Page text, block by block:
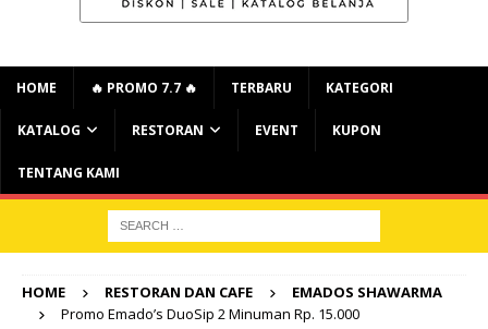
HOME 🔥 PROMO 7.7 🔥 TERBARU KATEGORI
KATALOG RESTORAN EVENT KUPON
TENTANG KAMI
HOME RESTORAN DAN CAFE
EMADOS SHAWARMA
Promo Emado’s DuoSip 2 Minuman Rp. 15.000